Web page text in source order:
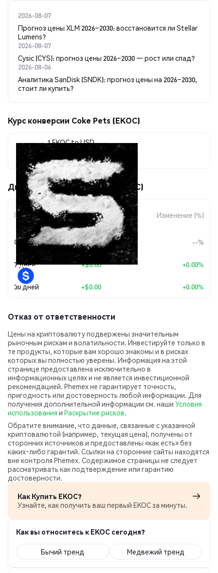
2026-08-07
Прогноз цены XLM 2026–2030: восстановится ли Stellar
Lumens?
2026-08-07
Cysic (CYS): прогноз цены 2026–2030 — рост или спад?
2026-08-06
Аналитика SanDisk (SNDK): прогноз цены на 2026–2030,
стоит ли купить?
Курс конверсии Coke Pets (EKOC)
1 EKOC to USD
$0.00000812
Движения цены Coke Pets (EKOC)
Период
Изменение
суммы
Изменение (%)
Сегодня -- --%
7 дней +$0.00 +0.00%
30 дней +$0.00 +0.00%
Отказ от ответственности
Цены на криптовалюту подвержены значительным
рыночным рискам и волатильности. Инвестируйте только в
те продукты, которые вам хорошо знакомы и в рисках
которых вы полностью уверены. Информация на этой
странице предоставлена исключительно в
информационных целях и не является инвестиционной
рекомендацией. Phemex не гарантирует точность,
пригодность или достоверность любой информации. Для
получения дополнительной информации см. наши Условия
использования и Раскрытие рисков.
Обратите внимание, что данные, связанные с указанной
криптовалютой (например, текущая цена), получены от
сторонних источников и предоставлены «как есть» без
каких‑либо гарантий. Ссылки на сторонние сайты находятся
вне контроля Phemex. Содержимое страницы не следует
рассматривать как подтверждение или гарантию
достоверности.
Как Купить EKOC?
Узнайте, как получить ваш первый EKOC за минуты.
Как вы относитесь к EKOC сегодня?
Бычий тренд Медвежий тренд